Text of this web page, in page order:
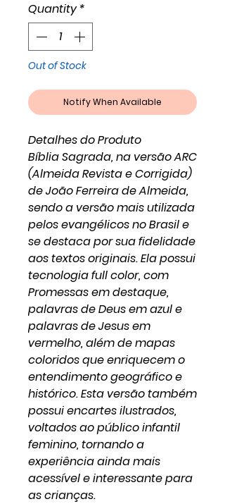
Quantity *
Out of Stock
Notify When Available
Detalhes do Produto
Bíblia Sagrada, na versão ARC
(Almeida Revista e Corrigida)
de João Ferreira de Almeida,
sendo a versão mais utilizada
pelos evangélicos no Brasil e
se destaca por sua fidelidade
aos textos originais. Ela possui
tecnologia full color, com
Promessas em destaque,
palavras de Deus em azul e
palavras de Jesus em
vermelho, além de mapas
coloridos que enriquecem o
entendimento geográfico e
histórico. Esta versão também
possui encartes ilustrados,
voltados ao público infantil
feminino, tornando a
experiência ainda mais
acessível e interessante para
as crianças.